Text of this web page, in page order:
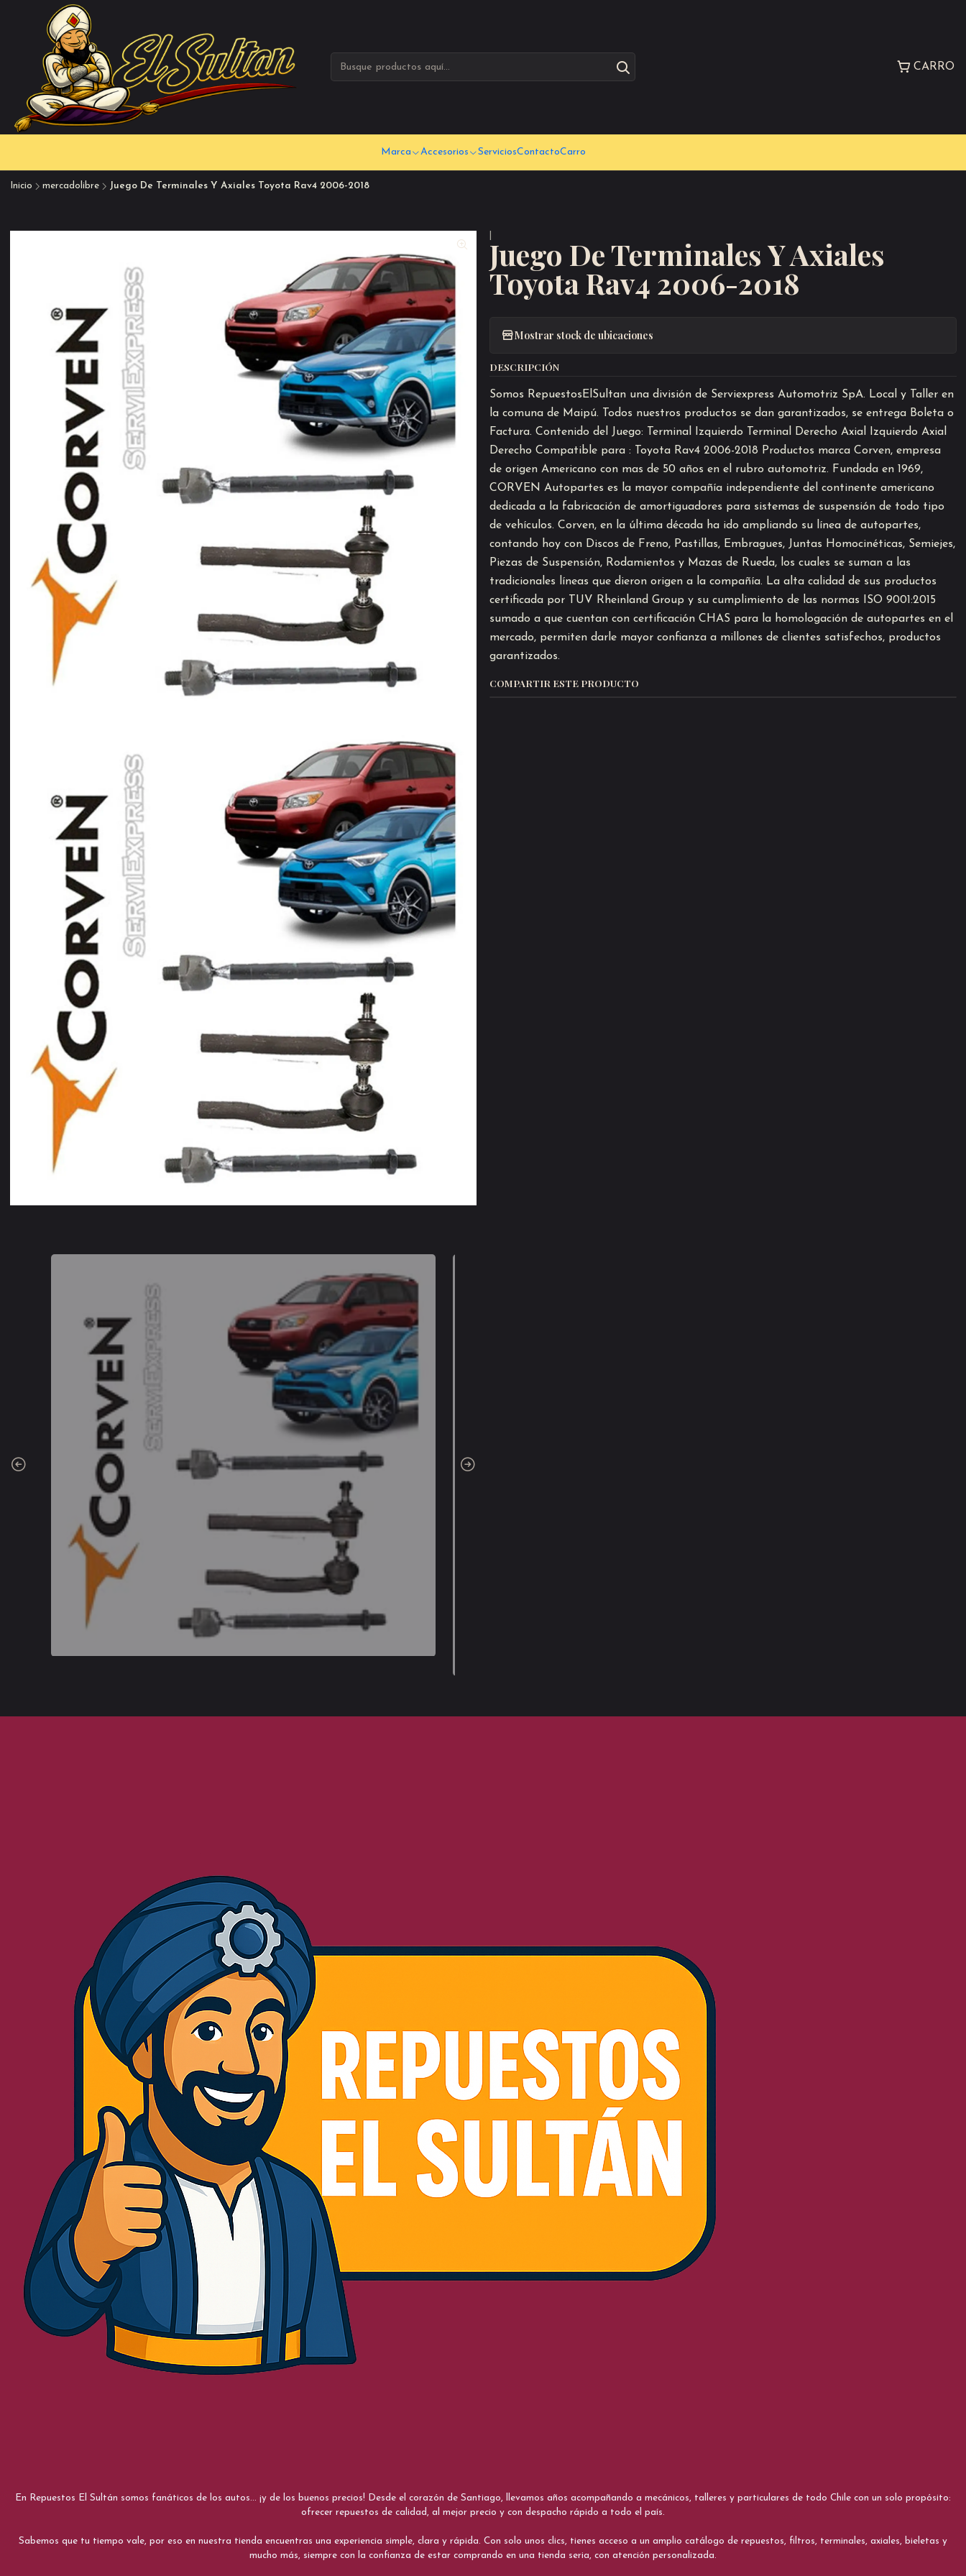
CARRO
Marca Accesorios ServiciosContactoCarro
Inicio mercadolibre Juego De Terminales Y Axiales Toyota Rav4 2006-2018
Juego De Terminales Y Axiales
Toyota Rav4 2006-2018
Mostrar stock de ubicaciones
DESCRIPCIÓN
Somos RepuestosElSultan una división de Serviexpress Automotriz SpA. Local y Taller en
la comuna de Maipú. Todos nuestros productos se dan garantizados, se entrega Boleta o
Factura. Contenido del Juego: Terminal Izquierdo Terminal Derecho Axial Izquierdo Axial
Derecho Compatible para : Toyota Rav4 2006-2018 Productos marca Corven, empresa
de origen Americano con mas de 50 años en el rubro automotriz. Fundada en 1969,
CORVEN Autopartes es la mayor compañía independiente del continente americano
dedicada a la fabricación de amortiguadores para sistemas de suspensión de todo tipo
de vehículos. Corven, en la última década ha ido ampliando su línea de autopartes,
contando hoy con Discos de Freno, Pastillas, Embragues, Juntas Homocinéticas, Semiejes,
Piezas de Suspensión, Rodamientos y Mazas de Rueda, los cuales se suman a las
tradicionales líneas que dieron origen a la compañía. La alta calidad de sus productos
certificada por TUV Rheinland Group y su cumplimiento de las normas ISO 9001:2015
sumado a que cuentan con certificación CHAS para la homologación de autopartes en el
mercado, permiten darle mayor confianza a millones de clientes satisfechos, productos
garantizados.
COMPARTIR ESTE PRODUCTO
En Repuestos El Sultán somos fanáticos de los autos... ¡y de los buenos precios! Desde el corazón de Santiago, llevamos años acompañando a mecánicos, talleres y particulares de todo Chile con un solo propósito:
ofrecer repuestos de calidad, al mejor precio y con despacho rápido a todo el país.
Sabemos que tu tiempo vale, por eso en nuestra tienda encuentras una experiencia simple, clara y rápida. Con solo unos clics, tienes acceso a un amplio catálogo de repuestos, filtros, terminales, axiales, bieletas y
mucho más, siempre con la confianza de estar comprando en una tienda seria, con atención personalizada.